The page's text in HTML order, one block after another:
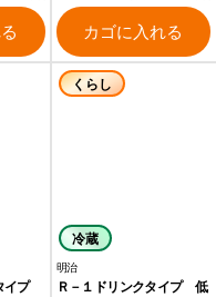
カゴに入れる
イプ
くらし
冷蔵
明治
Ｒ－１ドリンクタイプ 低